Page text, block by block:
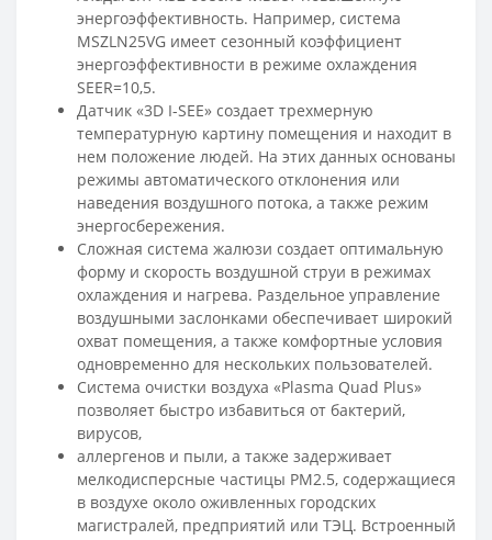
энергоэффективность. Например, система
MSZLN25VG имеет сезонный коэффициент
энергоэффективности в режиме охлаждения
SEER=10,5.
Датчик «3D I-SEE» создает трехмерную
температурную картину помещения и находит в
нем положение людей. На этих данных основаны
режимы автоматического отклонения или
наведения воздушного потока, а также режим
энергосбережения.
Сложная система жалюзи создает оптимальную
форму и скорость воздушной струи в режимах
охлаждения и нагрева. Раздельное управление
воздушными заслонками обеспечивает широкий
охват помещения, а также комфортные условия
одновременно для нескольких пользователей.
Система очистки воздуха «Plasma Quad Plus»
позволяет быстро избавиться от бактерий,
вирусов,
аллергенов и пыли, а также задерживает
мелкодисперсные частицы PM2.5, содержащиеся
в воздухе около оживленных городских
магистралей, предприятий или ТЭЦ. Встроенный